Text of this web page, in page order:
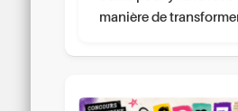
manière de